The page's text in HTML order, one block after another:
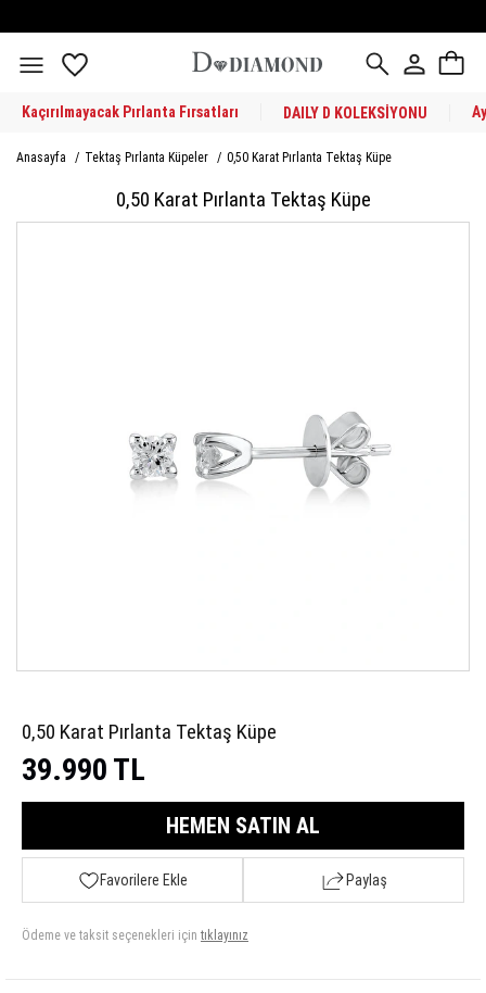
Kaçırılmayacak Pırlanta Fırsatları DAILY D KOLEKSİYONU
Anasayfa / Tektaş Pırlanta Küpeler / 0,50 Karat Pırlanta Tektaş Küpe
0,50 Karat Pırlanta Tektaş Küpe
0,50 Karat Pırlanta Tektaş Küpe
39.990 TL
HEMEN SATIN AL
Favorilere Ekle Paylaş
Ödeme ve taksit seçenekleri için tıklayınız